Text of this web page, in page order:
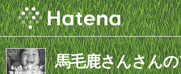
馬毛鹿さんさん